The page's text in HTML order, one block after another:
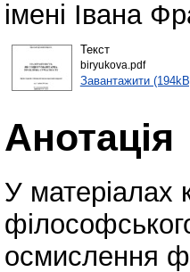
імені Івана
Текст
biryukova.pdf
Завантажити
Анотація
У матеріалах
осмислення